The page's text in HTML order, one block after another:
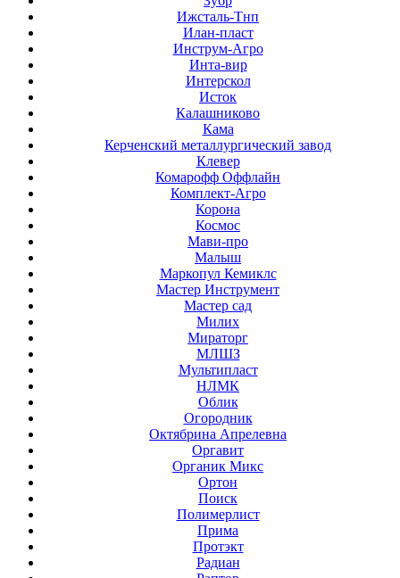
Ижсталь-Тнп
Илан-пласт
Инструм-Агро
Инта-вир
Интерскол
Исток
Калашниково
Кама
Керченский металлургический завод
Клевер
Комарофф Оффлайн
Комплект-Агро
Корона
Космос
Мави-про
Малыш
Маркопул Кемиклс
Мастер Инструмент
Мастер сад
Милих
Мираторг
МЛШЗ
Мультипласт
НЛМК
Облик
Огородник
Октябрина Апрелевна
Оргавит
Органик Микс
Ортон
Поиск
Полимерлист
Прима
Протэкт
Радиан